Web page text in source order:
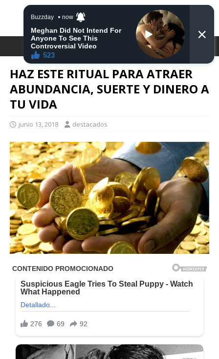
DESTACA2
HAZ ESTE RITUAL PARA ATRAER
ABUNDANCIA, SUERTE Y DINERO A
TU VIDA
junio 13, 2018 destacados